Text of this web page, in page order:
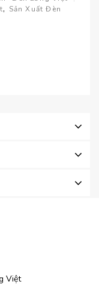
, Sản Xuất Đèn
Việt